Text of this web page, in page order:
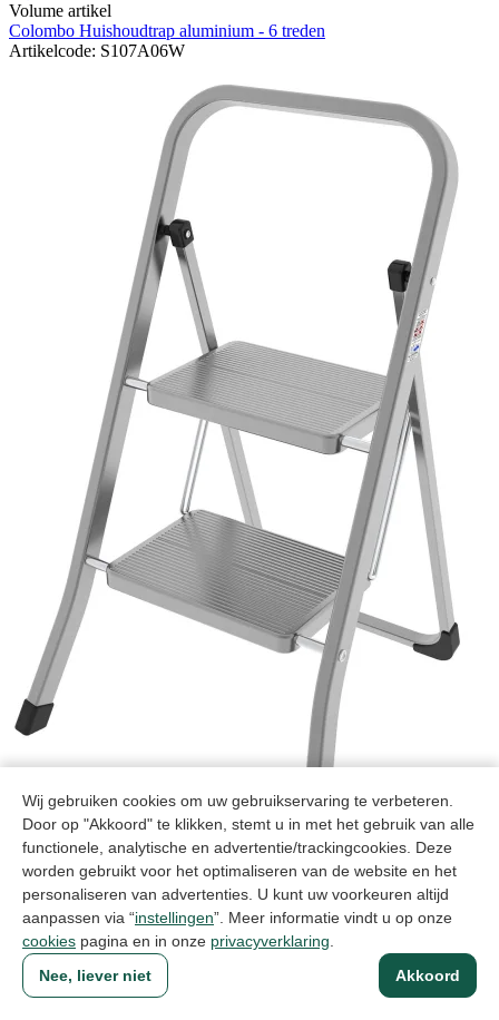
Wij gebruiken cookies om uw gebruikservaring te verbeteren.
Door op "Akkoord" te klikken, stemt u in met het gebruik van alle
functionele, analytische en advertentie/trackingcookies. Deze
worden gebruikt voor het optimaliseren van de website en het
personaliseren van advertenties. U kunt uw voorkeuren altijd
aanpassen via “instellingen”. Meer informatie vindt u op onze
cookies pagina en in onze privacyverklaring
Akkoord
Nee, liever niet
Volume artikel
Colombo Huishoudtrap aluminium - 6 treden
Artikelcode: S107A06W